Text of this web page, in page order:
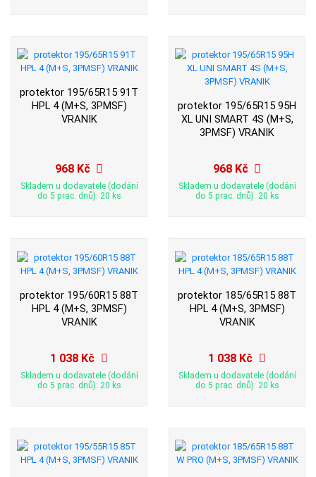
protektor 195/65R15 91T
HPL 4 (M+S, 3PMSF)
VRANIK
968 Kč
Skladem u dodavatele (dodání
do 5 prac. dnů): 20 ks
protektor 195/65R15 95H
XL UNI SMART 4S (M+S,
3PMSF) VRANIK
968 Kč
Skladem u dodavatele (dodání
do 5 prac. dnů): 20 ks
protektor 195/60R15 88T
HPL 4 (M+S, 3PMSF)
VRANIK
1 038 Kč
Skladem u dodavatele (dodání
do 5 prac. dnů): 20 ks
protektor 185/65R15 88T
HPL 4 (M+S, 3PMSF)
VRANIK
1 038 Kč
Skladem u dodavatele (dodání
do 5 prac. dnů): 20 ks